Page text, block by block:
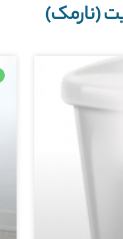
(نارمک)